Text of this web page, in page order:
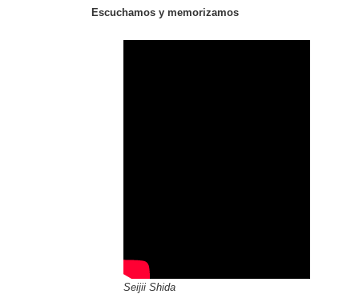
Escuchamos y memorizamos
Seijii Shida